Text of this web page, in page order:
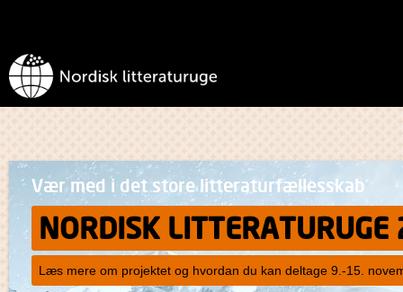
Vær med i det store litteraturfællesskab
NORDISK
Læs mere om projektet og hvordan du kan deltage 9.-15.